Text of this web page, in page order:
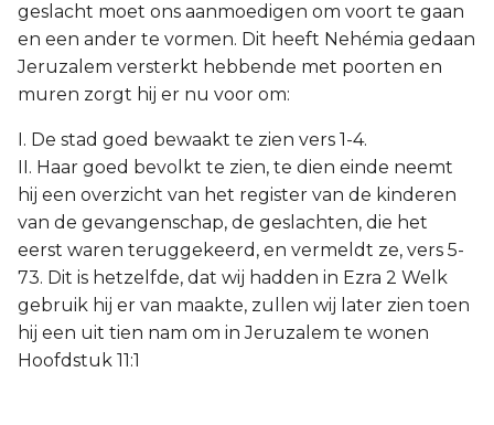
geslacht moet ons aanmoedigen om voort te gaan
en een ander te vormen. Dit heeft Nehémia gedaan
Jeruzalem versterkt hebbende met poorten en
muren zorgt hij er nu voor om:
I. De stad goed bewaakt te zien vers 1-4.
II. Haar goed bevolkt te zien, te dien einde neemt
hij een overzicht van het register van de kinderen
van de gevangenschap, de geslachten, die het
eerst waren teruggekeerd, en vermeldt ze, vers 5-
73. Dit is hetzelfde, dat wij hadden in Ezra 2 Welk
gebruik hij er van maakte, zullen wij later zien toen
hij een uit tien nam om in Jeruzalem te wonen
Hoofdstuk 11:1